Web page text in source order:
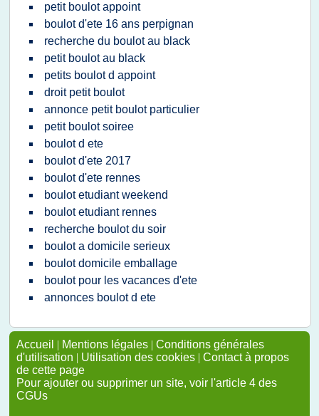
petit boulot appoint
boulot d'ete 16 ans perpignan
recherche du boulot au black
petit boulot au black
petits boulot d appoint
droit petit boulot
annonce petit boulot particulier
petit boulot soiree
boulot d ete
boulot d'ete 2017
boulot d'ete rennes
boulot etudiant weekend
boulot etudiant rennes
recherche boulot du soir
boulot a domicile serieux
boulot domicile emballage
boulot pour les vacances d'ete
annonces boulot d ete
Accueil | Mentions légales | Conditions générales
d'utilisation | Utilisation des cookies | Contact à propos
de cette page
Pour ajouter ou supprimer un site, voir l'article 4 des
CGUs